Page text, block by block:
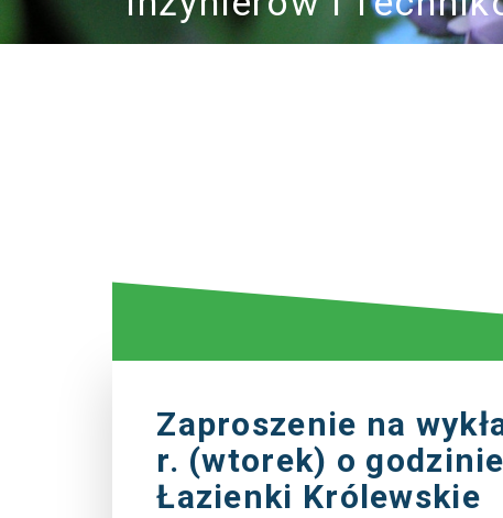
Zaproszenie na
r. (wtorek) o
Łazienki Królewskie